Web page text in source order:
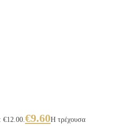
€9.60Η τρέχουσα